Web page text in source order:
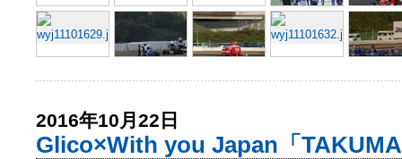
2016年10月22日
Glico×With you Japan「